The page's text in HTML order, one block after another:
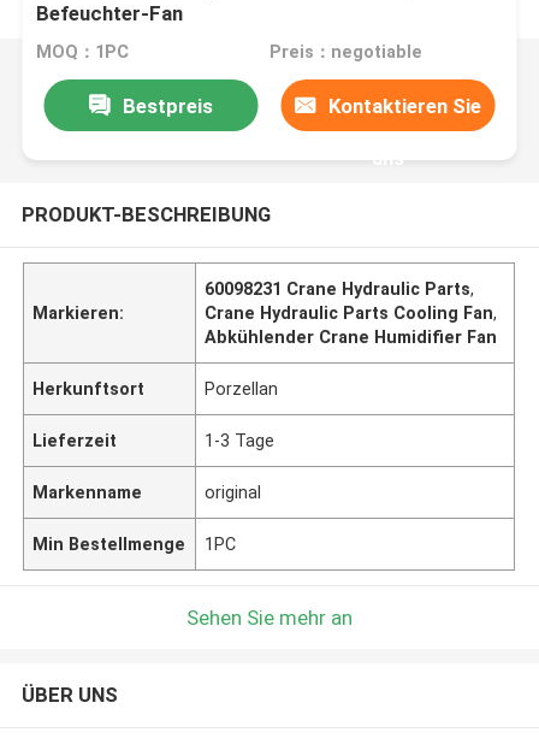
Befeuchter-Fan
MOQ：1PC Preis：negotiable
Bestpreis Kontaktieren Sie
uns
PRODUKT-BESCHREIBUNG
Markieren:
60098231 Crane Hydraulic Parts,
Crane Hydraulic Parts Cooling Fan,
Abkühlender Crane Humidifier Fan
Herkunftsort Porzellan
Lieferzeit 1-3 Tage
Markenname original
Min Bestellmenge 1PC
Sehen Sie mehr an
ÜBER UNS